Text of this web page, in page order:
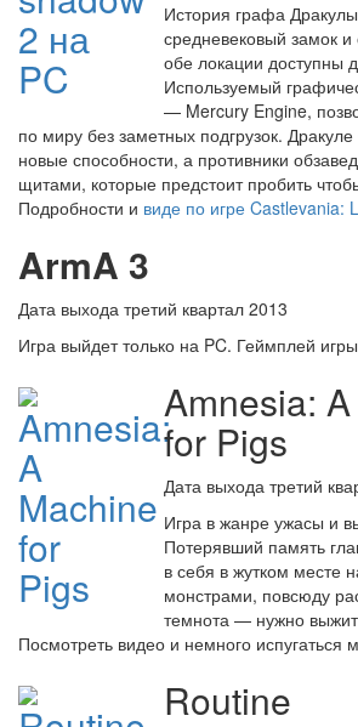
История графа
средневековый замок
обе локации доступны
Используемый
— Mercury Engine,
по миру без заметных подгрузок.
новые способности, а противники
щитами, которые предстоит пробить
Подробности и виде по игре Castlevania:
ArmA 3
Дата выхода третий квартал 2013
Игра выйдет только на PC. Геймплей игры
Amnesia:
for Pigs
Дата выхода третий
Игра в жанре ужасы и
Потерявший память
в себя в жутком месте
монстрами, повсюду
темнота — нужно
Посмотреть видео и немного испугаться
Routine